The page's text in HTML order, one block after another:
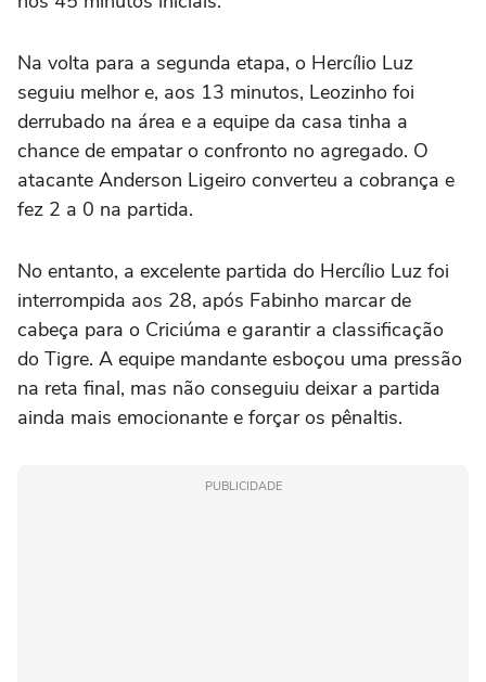
Na volta para a segunda etapa, o Hercílio Luz
seguiu melhor e, aos 13 minutos, Leozinho foi
derrubado na área e a equipe da casa tinha a
chance de empatar o confronto no agregado. O
atacante Anderson Ligeiro converteu a cobrança e
fez 2 a 0 na partida.
No entanto, a excelente partida do Hercílio Luz foi
interrompida aos 28, após Fabinho marcar de
cabeça para o Criciúma e garantir a classificação
do Tigre. A equipe mandante esboçou uma pressão
na reta final, mas não conseguiu deixar a partida
ainda mais emocionante e forçar os pênaltis.
PUBLICIDADE